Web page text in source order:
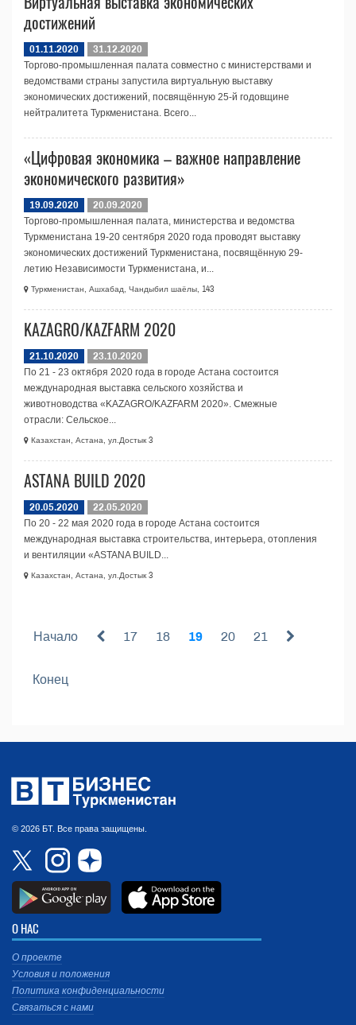
достижений
01.11.2020
31.12.2020
Торгово-промышленная палата совместно с министерствами и
ведомствами страны запустила виртуальную выставку
экономических достижений, посвящённую 25-й годовщине
нейтралитета Туркменистана. Всего...
«Цифровая экономика – важное направление
экономического развития»
19.09.2020
20.09.2020
Торгово-промышленная палата, министерства и ведомства
Туркменистана 19-20 сентября 2020 года проводят выставку
экономических достижений Туркменистана, посвящённую 29-
летию Независимости Туркменистана, и...
Туркменистан, Ашхабад, Чандыбил шаёлы, 143
KAZAGRO/KAZFARM 2020
21.10.2020
23.10.2020
По 21 - 23 октября 2020 года в городе Астана состоится
международная выставка сельского хозяйства и
животноводства «KAZAGRO/KAZFARM 2020». Смежные
отрасли: Сельское...
Казахстан, Астана, ул.Достык 3
ASTANA BUILD 2020
20.05.2020
22.05.2020
По 20 - 22 мая 2020 года в городе Астана состоится
международная выставка строительства, интерьера, отопления
и вентиляции «ASTANA BUILD...
Казахстан, Астана, ул.Достык 3
Начало 17 18 19 20 21
Конец
© 2026 БТ. Все права защищены.
О НАС
О проекте
Условия и положения
Политика конфиденциальности
Связаться с нами